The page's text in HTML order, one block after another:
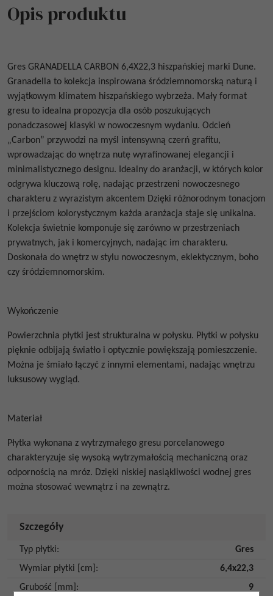
Opis produktu
Gres GRANADELLA CARBON 6,4X22,3 hiszpańskiej marki Dune.
Granadella to kolekcja inspirowana śródziemnomorską naturą i
wyjątkowym klimatem hiszpańskiego wybrzeża. Mały format
gresu to idealna propozycja dla osób poszukujących
ponadczasowej klasyki w nowoczesnym wydaniu. Odcień
„Carbon” przywodzi na myśl intensywną czerń grafitu,
wprowadzając do wnętrza nutę wyrafinowanej elegancji i
minimalistycznego designu. Idealny do aranżacji, w których kolor
odgrywa kluczową rolę, nadając przestrzeni nowoczesnego
charakteru z wyrazistym akcentem Dzięki różnorodnym tonacjom
i przejściom kolorystycznym każda aranżacja staje się unikalna.
Kolekcja świetnie komponuje się zarówno w przestrzeniach
prywatnych, jak i komercyjnych, nadając im charakteru.
Doskonała do wnętrz w stylu nowoczesnym, eklektycznym, boho
czy śródziemnomorskim.
Wykończenie
Powierzchnia płytki jest strukturalna w połysku. Płytki w połysku
pięknie odbijają światło i optycznie powiększają pomieszczenie.
Można je śmiało łączyć z innymi elementami, nadając wnętrzu
luksusowy wygląd.
Materiał
Płytka wykonana z wytrzymałego gresu porcelanowego
charakteryzuje się wysoką wytrzymałością mechaniczną oraz
odpornością na mróz. Dzięki niskiej nasiąkliwości wodnej gres
można stosować wewnątrz i na zewnątrz.
Szczegóły
Typ płytki:
Gres
Wymiar płytki [cm] :
6,4x22,3
Grubość [mm] : 9